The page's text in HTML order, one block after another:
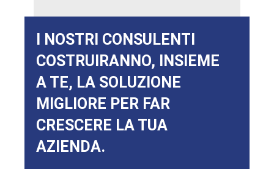
I NOSTRI CONSULENTI
COSTRUIRANNO, INSIEME
A TE, LA SOLUZIONE
MIGLIORE PER FAR
CRESCERE LA TUA
AZIENDA.